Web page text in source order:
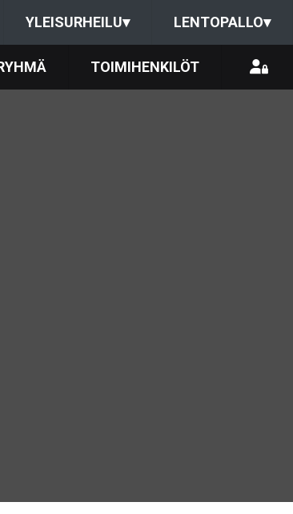
YLEISURHEILU▾ LENTOPALLO▾
TOIMIHENKILÖT